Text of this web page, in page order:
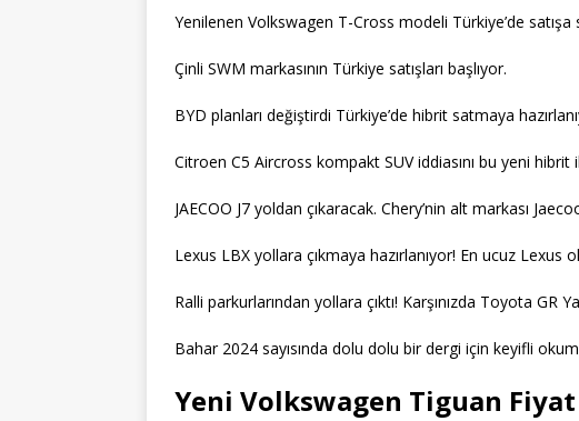
Yenilenen Volkswagen T-Cross modeli Türkiye’de satışa
Çinli SWM markasının Türkiye satışları başlıyor.
BYD planları değiştirdi Türkiye’de hibrit satmaya
Citroen C5 Aircross kompakt SUV iddiasını bu yeni hibrit
JAECOO J7 yoldan çıkaracak. Chery’nin alt markası
Lexus LBX yollara çıkmaya hazırlanıyor! En ucuz Lexus
Ralli parkurlarından yollara çıktı! Karşınızda Toyota GR
Bahar 2024 sayısında dolu dolu bir dergi için keyifli
Yeni Volkswagen Tiguan